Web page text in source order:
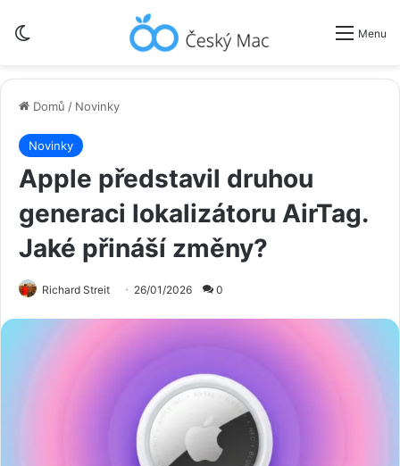
Menu
Domů / Novinky
Novinky
Apple představil druhou
generaci lokalizátoru AirTag.
Jaké přináší změny?
Richard Streit 26/01/2026 0